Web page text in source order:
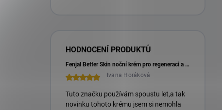
HODNOCENÍ PRODUKTŮ
Fenjal Better Skin noční krém pro regeneraci a hebkou pleť 50 ml
Ivana Horáková
Tuto značku používám spoustu let,a tak
novinku tohoto krému jsem si nemohla